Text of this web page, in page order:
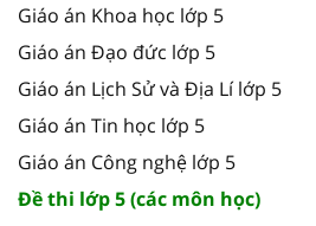
Giáo án Khoa học lớp 5
Giáo án Đạo đức lớp 5
Giáo án Lịch Sử và Địa Lí lớp 5
Giáo án Tin học lớp 5
Giáo án Công nghệ lớp 5
Đề thi lớp 5 (các môn học)